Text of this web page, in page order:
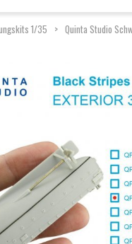
1/35 Quinta Studio